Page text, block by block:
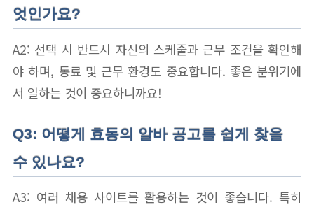
엇인가요?
A2: 선택 시 반드시 자신의 스케줄과 근무 조건을 확인해
야 하며, 동료 및 근무 환경도 중요합니다. 좋은 분위기에
서 일하는 것이 중요하니까요!
Q3: 어떻게 효동의 알바 공고를 쉽게 찾을
수 있나요?
A3: 여러 채용 사이트를 활용하는 것이 좋습니다. 특히